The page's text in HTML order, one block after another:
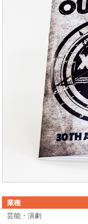
業種
芸能・演劇